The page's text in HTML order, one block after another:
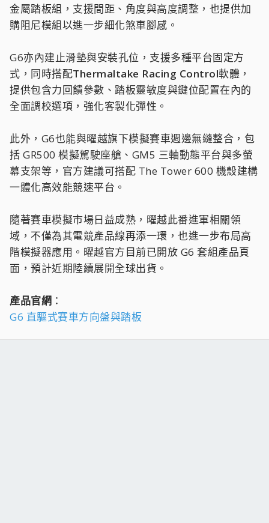
金屬踏板組，支援間距、角度與高度調整，也提供加
購阻尼模組以進一步細化煞車腳感。
G6亦內建止滑墊與安裝孔位，支援多種平台固定方
式，同時搭配Thermaltake Racing Control軟體，
提供包含力回饋參數、踏板靈敏度與鍵位配置在內的
全面調校選項，強化客製化彈性。
此外，G6也能與曜越旗下模擬賽車週邊無縫整合，包
括 GR500 模擬駕駛座艙、GM5 三軸動態平台與多螢
幕支架等，官方建議可搭配 The Tower 600 機殼建構
一體化高效能競速平台。
隨著賽車模擬市場日益成熟，曜越此番進軍相關領
域，不僅為其電競產品線再添一環，也進一步布局高
階模擬器應用。曜越官方目前已開放 G6 套組產品頁
面，預計近期陸續展開全球出貨。
產品官網 ：
G6 直驅式賽車方向盤與踏板